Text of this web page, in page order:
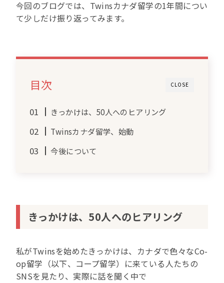
今回のブログでは、Twinsカナダ留学の1年間につい
て少しだけ振り返ってみます。
CLOSE
目次
きっかけは、50人へのヒアリング
Twinsカナダ留学、始動
今後について
きっかけは、50人へのヒアリング
私がTwinsを始めたきっかけは、カナダで色々なCo-
op留学（以下、コープ留学）に来ている人たちの
SNSを見たり、実際に話を聞く中で